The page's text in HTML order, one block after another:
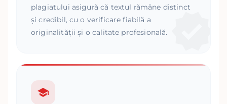
plagiatului asigură că textul rămâne distinct
și credibil, cu o verificare fiabilă a
originalității și o calitate profesională.